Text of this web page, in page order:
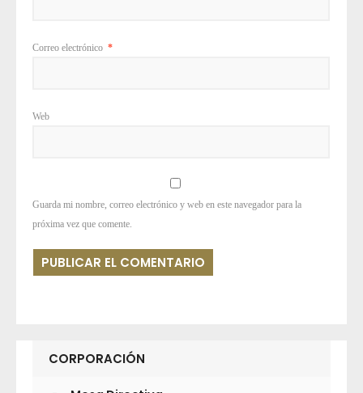
Correo electrónico *
Web
Guarda mi nombre, correo electrónico y web en este navegador para la
próxima vez que comente.
CORPORACIÓN